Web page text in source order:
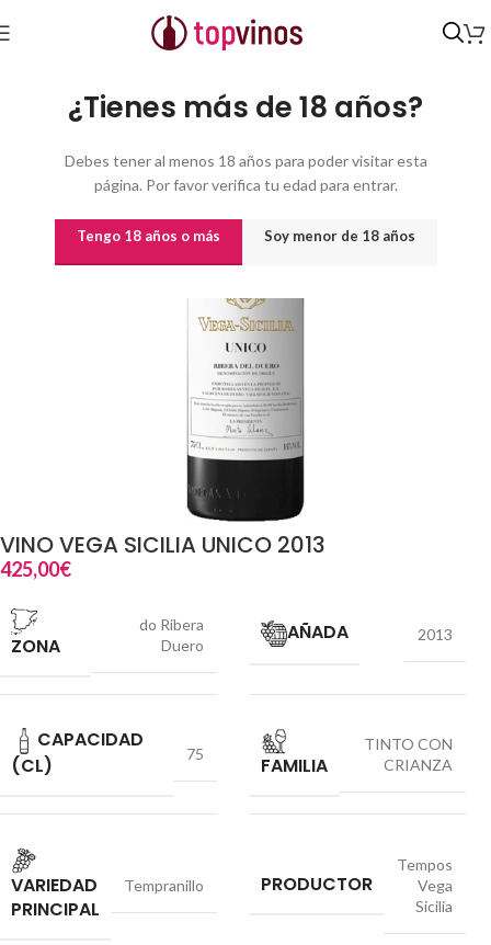
¿Tienes más de 18 años?
Debes tener al menos 18 años para poder visitar esta
página. Por favor verifica tu edad para entrar.
Tengo 18 años o más Soy menor de 18 años
Inicio Vinos por origen
VINO VEGA SICILIA UNICO 2013
425,00€
ZONA
do Ribera
Duero
AÑADA 2013
CAPACIDAD
(CL)
75 FAMILIA
TINTO CON
CRIANZA
VARIEDAD
PRINCIPAL
Tempranillo PRODUCTOR
Tempos
Vega
Sicilia